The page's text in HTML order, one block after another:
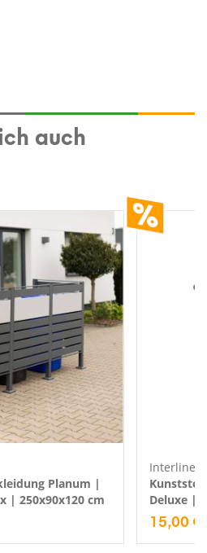
auch
Planum |
| 250x90x120 cm
Interline
Deluxe |
15,00 €